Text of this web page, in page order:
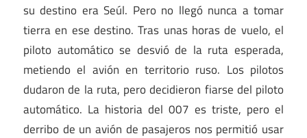
su destino era Seúl. Pero no llegó nunca a tomar
tierra en ese destino. Tras unas horas de vuelo, el
piloto automático se desvió de la ruta esperada,
metiendo el avión en territorio ruso. Los pilotos
dudaron de la ruta, pero decidieron fiarse del piloto
automático. La historia del 007 es triste, pero el
derribo de un avión de pasajeros nos permitió usar